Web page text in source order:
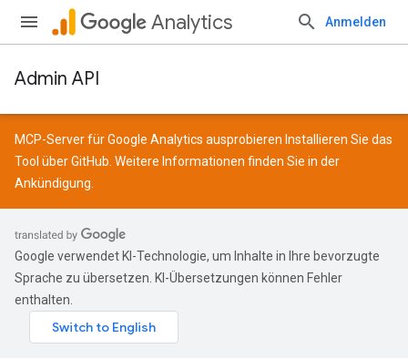
Analytics Anmelden
Admin API
MCP-Server für Google Analytics ausprobieren Installieren Sie das
Tool überGitHub . Weitere Informationen finden Sie in der
Ankündigung
Google verwendet KI-Technologie, um Inhalte in Ihre bevorzugte
Sprache zu übersetzen. KI-Übersetzungen können Fehler
enthalten.